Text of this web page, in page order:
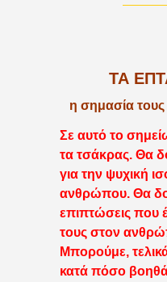
ΤΑ
η σημασία τους
Σε αυτό το
τα τσάκρας. Θα
για την ψυχική
ανθρώπου. Θα
επιπτώσεις που
τους στον
Μπορούμε,
κατά πόσο